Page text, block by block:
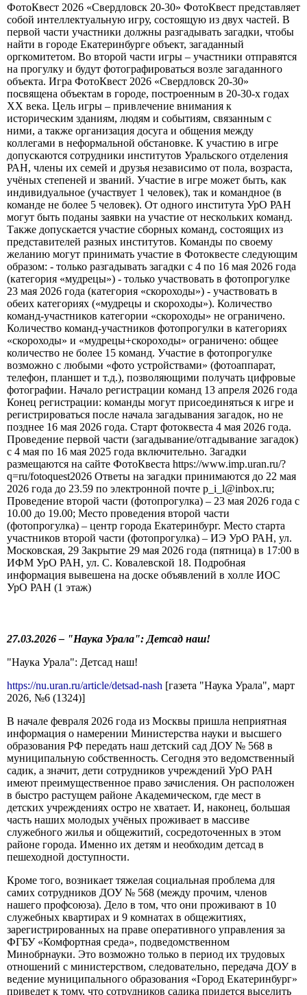
ФотоКвест 2026 «Свердловск 20-30» ФотоКвест представляет
собой интеллектуальную игру, состоящую из двух частей. В
первой части участники должны разгадывать загадки, чтобы
найти в городе Екатеринбурге объект, загаданный
оргкомитетом. Во второй части игры – участники отправятся
на прогулку и будут фотографироваться возле загаданного
объекта. Игра ФотоКвест 2026 «Свердловск 20-30»
посвящена объектам в городе, построенным в 20-30-х годах
XX века. Цель игры – привлечение внимания к
историческим зданиям, людям и событиям, связанным с
ними, а также организация досуга и общения между
коллегами в неформальной обстановке. К участию в игре
допускаются сотрудники институтов Уральского отделения
РАН, члены их семей и друзья независимо от пола, возраста,
учёных степеней и званий. Участие в игре может быть, как
индивидуальное (участвует 1 человек), так и командное (в
команде не более 5 человек). От одного института УрО РАН
могут быть поданы заявки на участие от нескольких команд.
Также допускается участие сборных команд, состоящих из
представителей разных институтов. Команды по своему
желанию могут принимать участие в Фотоквесте следующим
образом: - только разгадывать загадки с 4 по 16 мая 2026 года
(категория «мудрецы») - только участвовать в фотопрогулке
23 мая 2026 года (категория «скороходы») - участвовать в
обеих категориях («мудрецы и скороходы»). Количество
команд-участников категории «скороходы» не ограничено.
Количество команд-участников фотопрогулки в категориях
«скороходы» и «мудрецы+скороходы» ограничено: общее
количество не более 15 команд. Участие в фотопрогулке
возможно с любыми «фото устройствами» (фотоаппарат,
телефон, планшет и т.д.), позволяющими получать цифровые
фотографии. Начало регистрации команд 13 апреля 2026 года
Конец регистрации: команды могут присоединяться к игре и
регистрироваться после начала загадывания загадок, но не
позднее 16 мая 2026 года. Старт фотоквеста 4 мая 2026 года.
Проведение первой части (загадывание/отгадывание загадок)
с 4 мая по 16 мая 2025 года включительно. Загадки
размещаются на сайте ФотоКвеста https://www.imp.uran.ru/?
q=ru/fotoquest2026 Ответы на загадки принимаются до 22 мая
2026 года до 23.59 по электронной почте p_i_l@inbox.ru;
Проведение второй части (фотопрогулка) – 23 мая 2026 года с
10.00 до 19.00; Место проведения второй части
(фотопрогулка) – центр города Екатеринбург. Место старта
участников второй части (фотопрогулка) – ИЭ УрО РАН, ул.
Московская, 29 Закрытие 29 мая 2026 года (пятница) в 17:00 в
ИФМ УрО РАН, ул. С. Ковалевской 18. Подробная
информация вывешена на доске объявлений в холле ИОС
УрО РАН (1 этаж)
27.03.2026 – "Наука Урала": Детсад наш!
"Наука Урала": Детсад наш!
https://nu.uran.ru/article/detsad-nash [газета "Наука Урала", март
2026, №6 (1324)]
В начале февраля 2026 года из Москвы пришла неприятная
информация о намерении Министерства науки и высшего
образования РФ передать наш детский сад ДОУ № 568 в
муниципальную собственность. Сегодня это ведомственный
садик, а значит, дети сотрудников учреждений УрО РАН
имеют преимущественное право зачисления. Он расположен
в быстро растущем районе Академическом, где мест в
детских учреждениях остро не хватает. И, наконец, большая
часть наших молодых учёных проживает в массиве
служебного жилья и общежитий, сосредоточенных в этом
районе города. Именно их детям и необходим детсад в
пешеходной доступности.
Кроме того, возникает тяжелая социальная проблема для
самих сотрудников ДОУ № 568 (между прочим, членов
нашего профсоюза). Дело в том, что они проживают в 10
служебных квартирах и 9 комнатах в общежитиях,
зарегистрированных на праве оперативного управления за
ФГБУ «Комфортная среда», подведомственном
Минобрнауки. Это возможно только в период их трудовых
отношений с министерством, следовательно, передача ДОУ в
ведение муниципального образования «Город Екатеринбург»
приведет к тому, что сотрудников садика придется выселить